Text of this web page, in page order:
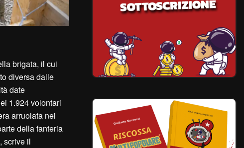
brigata, il cui
diversa dalle
date
1.924 volontari
arruolata nei
della fanteria
scrive il